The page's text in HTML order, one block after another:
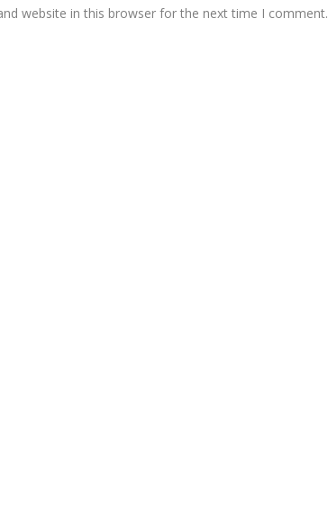
website in this browser for the next time I comment.